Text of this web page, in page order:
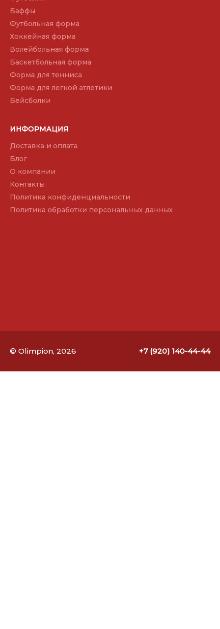
Баффы
Футбольная форма
Хоккейная форма
Волейбольная форма
Баскетбольная форма
Форма для тенниса
Форма для легкой атлетики
Бейсболки
ИНФОРМАЦИЯ
Доставка и оплата
Блог
О компании
Контакты
Политика конфиденциальности
Политика обработки персональных данных
© Olimpion, 2026 +7 (920) 140-44-44